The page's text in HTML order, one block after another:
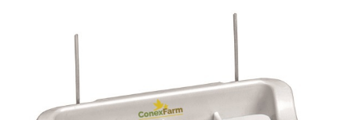
Coșuri de transport
Suplimente - Ovigor